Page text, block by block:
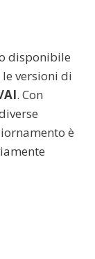
disponibile
versioni di
AI. Con
è